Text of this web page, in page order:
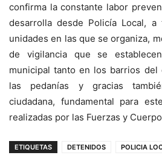
confirma la constante labor
desarrolla desde Policía Local,
unidades en las que se organiza,
de vigilancia que se
municipal tanto en los barrios del
las pedanías y gracias
ciudadana, fundamental para
realizadas por las Fuerzas y
ETIQUETAS DETENIDOS POLICIA